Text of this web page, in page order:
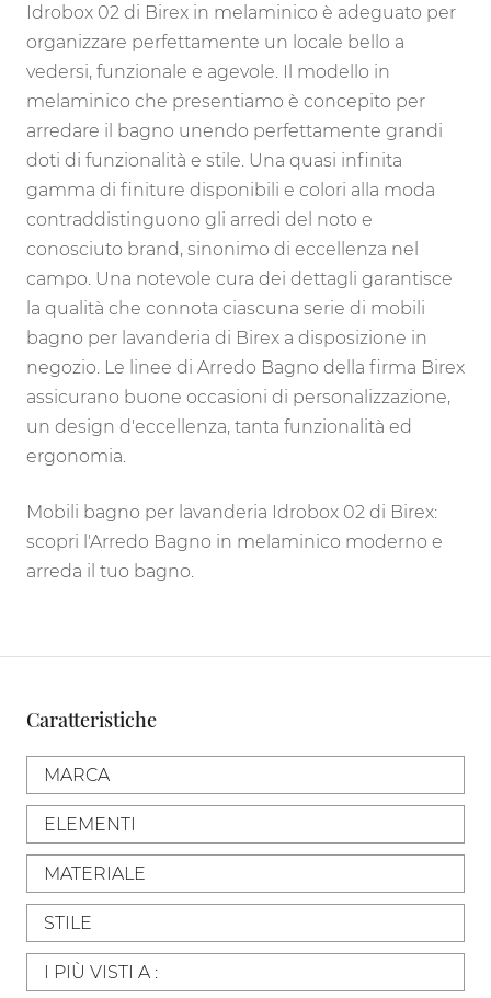
Mobili bagno per lavanderia Idrobox 02 di Birex:
scopri l'Arredo Bagno in melaminico moderno e
arreda il tuo bagno.
Idrobox 02 di Birex in melaminico è adeguato per
organizzare perfettamente un locale bello a
vedersi, funzionale e agevole. Il modello in
melaminico che presentiamo è concepito per
arredare il bagno unendo perfettamente grandi
doti di funzionalità e stile. Una quasi infinita
gamma di finiture disponibili e colori alla moda
contraddistinguono gli arredi del noto e
conosciuto brand, sinonimo di eccellenza nel
campo. Una notevole cura dei dettagli garantisce
la qualità che connota ciascuna serie di mobili
bagno per lavanderia di Birex a disposizione in
negozio. Le linee di Arredo Bagno della firma Birex
assicurano buone occasioni di personalizzazione,
un design d'eccellenza, tanta funzionalità ed
ergonomia.
Caratteristiche
MARCA
ELEMENTI
MATERIALE
STILE
I PIÙ VISTI A :